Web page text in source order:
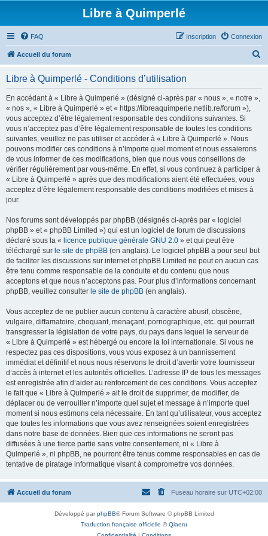
Libre à Quimperlé
FAQ Connexion
Inscription
Accueil du forum
Libre à Quimperlé - Conditions d’utilisation
En accédant à « Libre à Quimperlé » (désigné ci-après par « nous », « notre »,
« nos », « Libre à Quimperlé » et « https://libreaquimperle.netlib.re/forum »),
vous acceptez d’être légalement responsable des conditions suivantes. Si
vous n’acceptez pas d’être légalement responsable de toutes les conditions
suivantes, veuillez ne pas utiliser et accéder à « Libre à Quimperlé ». Nous
pouvons modifier ces conditions à n’importe quel moment et nous essaierons
de vous informer de ces modifications, bien que nous vous conseillons de
vérifier régulièrement par vous-même. En effet, si vous continuez à participer à
« Libre à Quimperlé » après que des modifications aient été effectuées, vous
acceptez d’être légalement responsable des conditions modifiées et mises à
jour.
Nos forums sont développés par phpBB (désignés ci-après par « logiciel
phpBB » et « phpBB Limited ») qui est un logiciel de forum de discussions
déclaré sous la « licence publique générale GNU 2.0 » et qui peut être
téléchargé sur le site de phpBB (en anglais). Le logiciel phpBB a pour seul but
de faciliter les discussions sur internet et phpBB Limited ne peut en aucun cas
être tenu comme responsable de la conduite et du contenu que nous
acceptons et que nous n’acceptons pas. Pour plus d’informations concernant
phpBB, veuillez consulter le site de phpBB (en anglais).
Vous acceptez de ne publier aucun contenu à caractère abusif, obscène,
vulgaire, diffamatoire, choquant, menaçant, pornographique, etc. qui pourrait
transgresser la législation de votre pays, du pays dans lequel le serveur de
« Libre à Quimperlé » est hébergé ou encore la loi internationale. Si vous ne
respectez pas ces dispositions, vous vous exposez à un bannissement
immédiat et définitif et nous nous réservons le droit d’avertir votre fournisseur
d’accès à internet et les autorités officielles. L’adresse IP de tous les messages
est enregistrée afin d’aider au renforcement de ces conditions. Vous acceptez
le fait que « Libre à Quimperlé » ait le droit de supprimer, de modifier, de
déplacer ou de verrouiller n’importe quel sujet et message à n’importe quel
moment si nous estimons cela nécessaire. En tant qu’utilisateur, vous acceptez
que toutes les informations que vous avez renseignées soient enregistrées
dans notre base de données. Bien que ces informations ne seront pas
diffusées à une tierce partie sans votre consentement, ni « Libre à
Quimperlé », ni phpBB, ne pourront être tenus comme responsables en cas de
tentative de piratage informatique visant à compromettre vos données.
Accueil du forum Fuseau horaire sur UTC+02:00
Développé parphpBB® Forum Software © phpBB Limited
Traduction française officielle ©Qiaeru